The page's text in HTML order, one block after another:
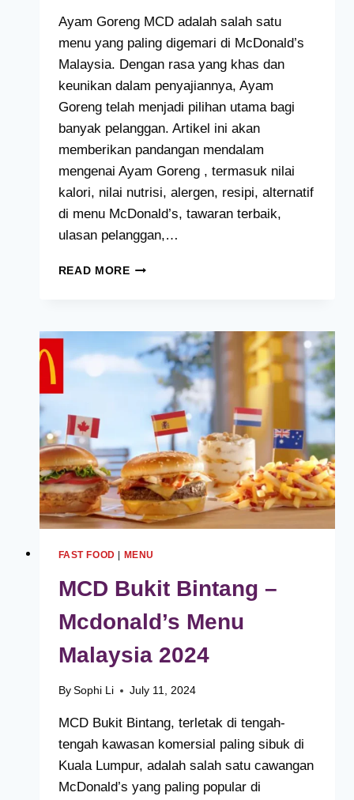
Ayam Goreng MCD adalah salah satu
menu yang paling digemari di McDonald’s
Malaysia. Dengan rasa yang khas dan
keunikan dalam penyajiannya, Ayam
Goreng telah menjadi pilihan utama bagi
banyak pelanggan. Artikel ini akan
memberikan pandangan mendalam
mengenai Ayam Goreng , termasuk nilai
kalori, nilai nutrisi, alergen, resipi, alternatif
di menu McDonald’s, tawaran terbaik,
ulasan pelanggan,…
READ MOREAYAM
MCDONALD’S
MENU
MALAYSIA
2024
FAST FOOD MENU
MCD Bukit Bintang –
Mcdonald’s Menu
Malaysia 2024
By Sophi Li July 11, 2024
MCD Bukit Bintang, terletak di tengah-
tengah kawasan komersial paling sibuk di
Kuala Lumpur, adalah salah satu cawangan
McDonald’s yang paling popular di